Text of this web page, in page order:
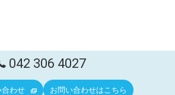
042 306 4027
合わせ お問い合わせはこちら